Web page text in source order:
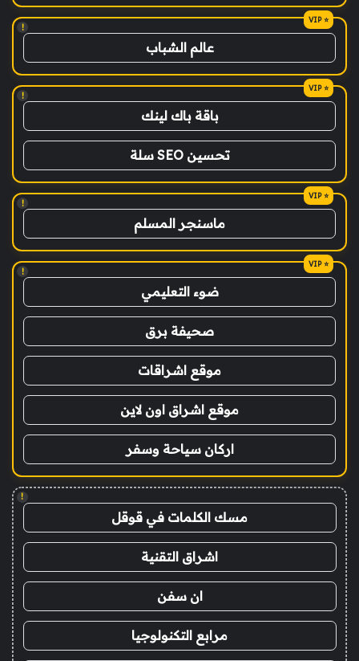
!
عالم الشباب
!
باقة باك لينك
تحسين SEO سلة
!
ماسنجر المسلم
!
ضوء التعليمي
صحيفة برق
موقع اشراقات
موقع اشراق اون لاين
اركان سياحة وسفر
!
مسك الكلمات في قوقل
اشراق التقنية
ان سفن
مرابع التكنولوجيا